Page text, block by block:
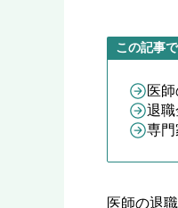
この記事
医
退
専門
医師の退